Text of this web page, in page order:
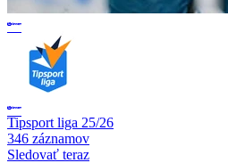
Tipsport liga 25/26
346 záznamov
Sledovať teraz